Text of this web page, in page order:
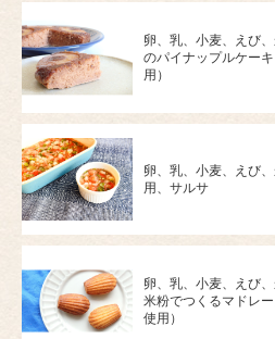
卵、乳、小麦、えび
のパイナップルケー
用）
卵、乳、小麦、えび
用、サルサ
卵、乳、小麦、えび
米粉でつくるマドレ
使用）